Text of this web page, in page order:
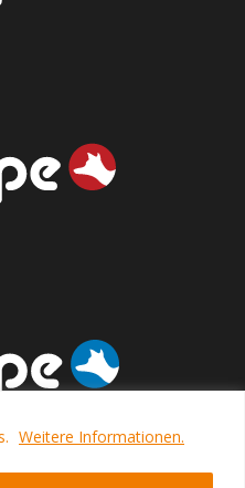
Weitere Informationen.